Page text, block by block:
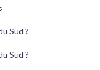
Sud ?
Sud ?